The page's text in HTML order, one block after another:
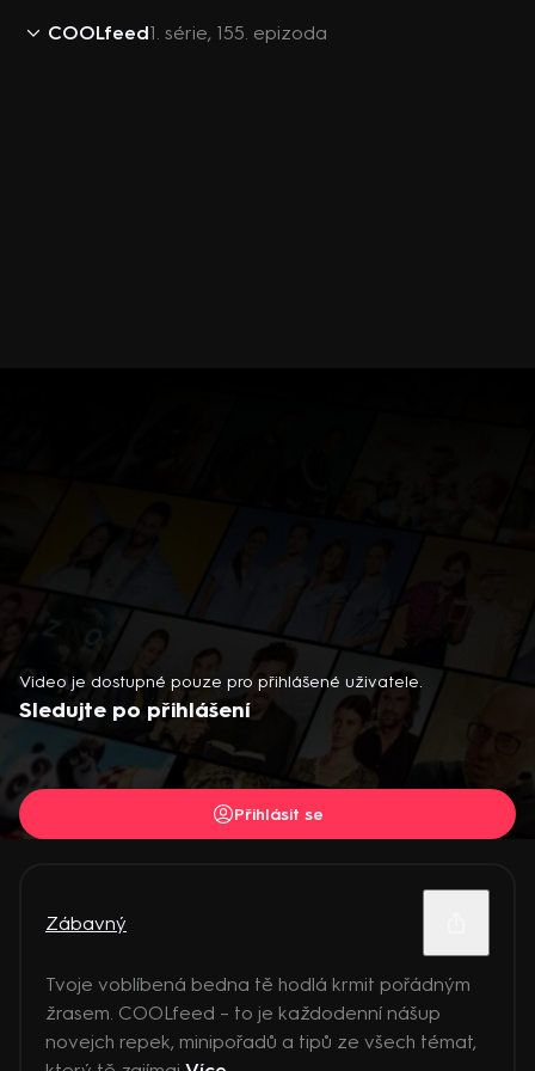
COOLfeed1. série, 155. epizoda
Video je dostupné pouze pro přihlášené uživatele.
Sledujte po přihlášení
Přihlásit se
Zábavný
Tvoje voblíbená bedna tě hodlá krmit pořádným
žrasem. COOLfeed – to je každodenní nášup
novejch repek, minipořadů a tipů ze všech témat,